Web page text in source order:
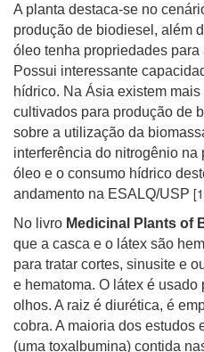
A planta destaca-se no
produção de biodiesel, além
óleo tenha propriedades
Possui interessante
hídrico. Na Ásia existem
cultivados para produção de
sobre a utilização da
interferência do nitrogênio
óleo e o consumo hídrico
andamento na ESALQ/USP
No livro Medicinal Plants of
que a casca e o látex são
para tratar cortes, sinusite e
e hematoma. O látex é
olhos. A raiz é diurética, é
cobra. A maioria dos estudos
(uma toxalbumina) contida